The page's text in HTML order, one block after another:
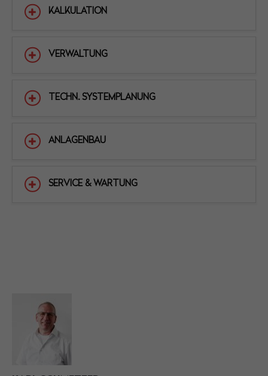
KALKULATION
VERWALTUNG
TECHN. SYSTEMPLANUNG
ANLAGENBAU
SERVICE & WARTUNG